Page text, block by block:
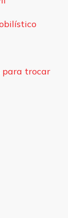
para trocar